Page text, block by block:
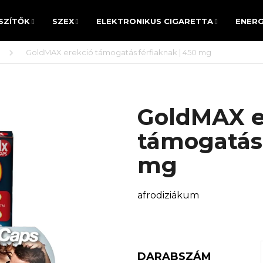
SZEX ELEKTRONIKUS CIGARETTA
GoldMAX erekció támogatás férfiaknak | 450 mg
GoldMAX
mg
afrodiziákum
DARABSZÁM
MIT KERES?
KERESÉS